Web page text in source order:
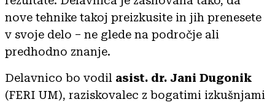
nove tehnike takoj preizkusite in jih prenesete
v svoje delo – ne glede na področje ali
predhodno znanje.
Delavnico bo vodil asist. dr. Jani Dugonik
(FERI UM), raziskovalec z bogatimi izkušnjami